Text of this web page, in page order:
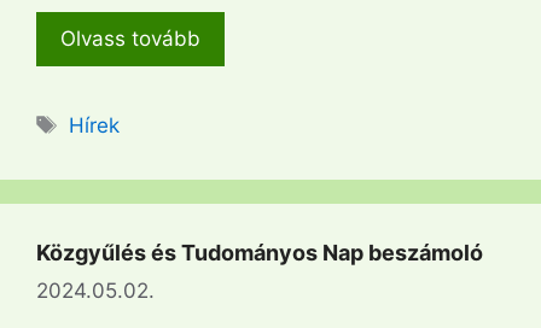
Olvass tovább
Címkék
Hírek
Közgyűlés és Tudományos Nap beszámoló
2024.05.02.